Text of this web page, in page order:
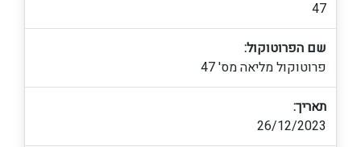
47
שם הפרוטוקול:
פרוטוקול מליאה מס' 47
תאריך:
26/12/2023